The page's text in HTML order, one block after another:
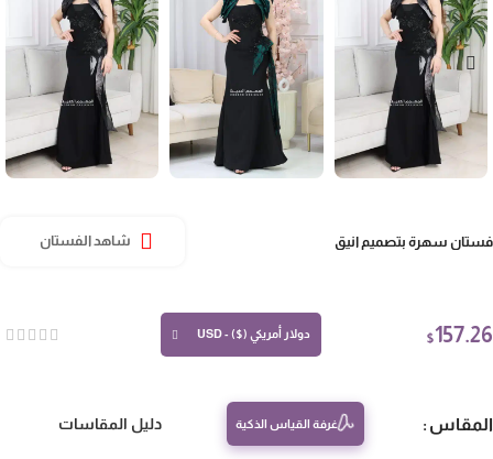
سهرة بتصميم انيق شاهد الفستان
$ دولار أمريكي ($) - USD
غرفة القياس الذكية دليل المقاسات